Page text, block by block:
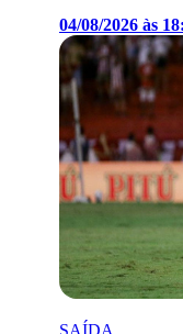
04/08/2026 às